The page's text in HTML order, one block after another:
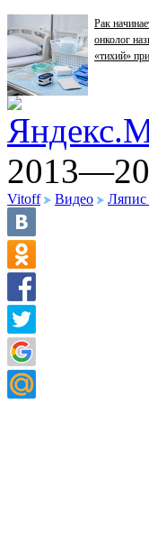
Рак
онколог
«тихий»
Vitoff Видео Ляпис